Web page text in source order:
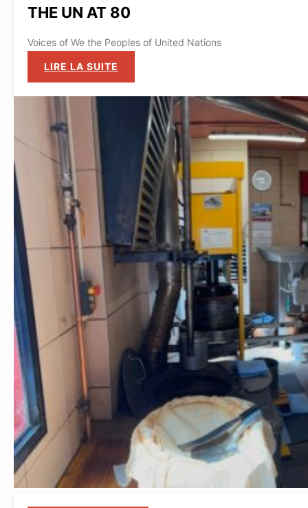
THE UN AT 80
Voices of We the Peoples of United Nations
LIRE LA SUITE
THE
UN